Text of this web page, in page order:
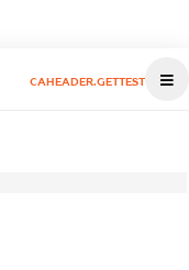
CAHEADER.GETTEST